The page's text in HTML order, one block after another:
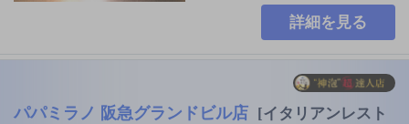
詳細を見る
パパミラノ 阪急グランドビル店
[イタリアンレスト